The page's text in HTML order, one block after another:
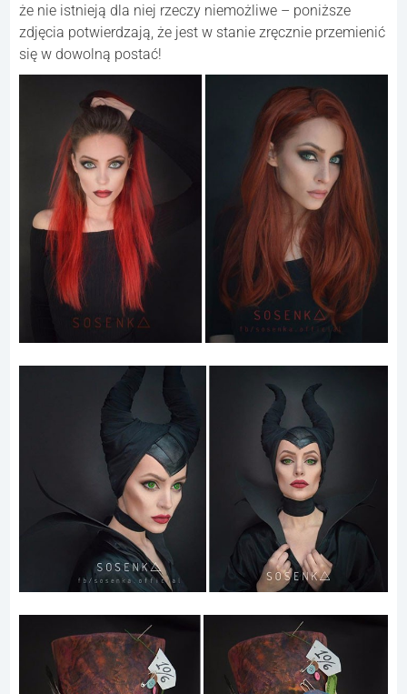
że nie istnieją dla niej rzeczy niemożliwe – poniższe
zdjęcia potwierdzają, że jest w stanie zręcznie przemienić
się w dowolną postać!